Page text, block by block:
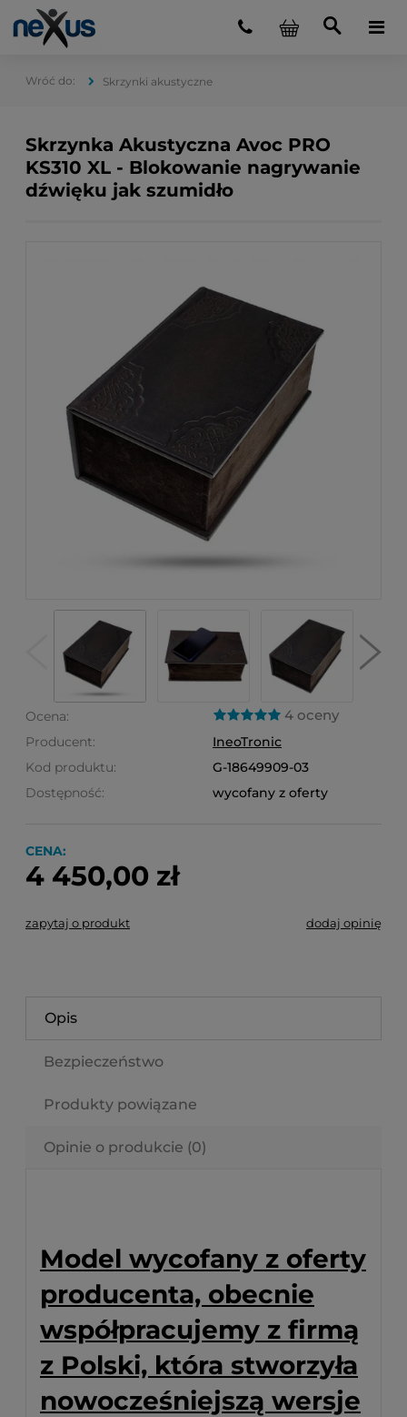
Skrzynki akustyczne
Skrzynka Akustyczna Avoc PRO
KS310 XL - Blokowanie nagrywanie
dźwięku jak szumidło
Ocena: 4 oceny
Producent:
IneoTronic
Kod produktu:
G-18649909-03
Dostępność:
wycofany z oferty
CENA:
4 450,00 zł
zapytaj o produkt dodaj opinię
Opis
Bezpieczeństwo
Produkty powiązane
Opinie o produkcie (0)
Model wycofany z oferty
producenta, obecnie
współpracujemy z firmą
z Polski, która stworzyła
nowocześniejszą wersje